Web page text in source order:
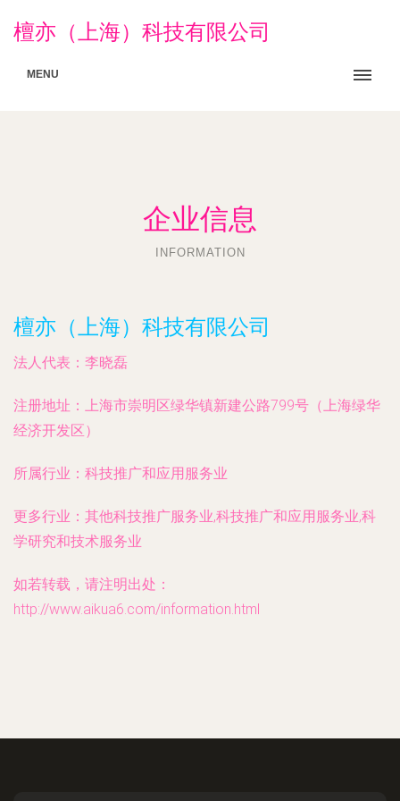
檀亦（上海）科技有限公司
MENU
企业信息
INFORMATION
檀亦（上海）科技有限公司
法人代表： 李晓磊
注册地址： 上海市崇明区绿华镇新建公路799号（上海绿华
经济开发区）
所属行业： 科技推广和应用服务业
更多行业： 其他科技推广服务业,科技推广和应用服务业,科
学研究和技术服务业
如若转载，请注明出处：
http://www.aikua6.com/information.html